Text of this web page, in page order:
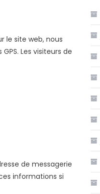
le site web, nous
Les visiteurs de
de messagerie
informations si